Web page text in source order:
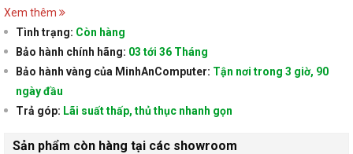
Xem thêm
Tình trạng: Còn hàng
Bảo hành chính hãng: 03 tới 36 Tháng
Bảo hành vàng của MinhAnComputer: Tận nơi trong 3 giờ, 90
ngày đầu
Trả góp: Lãi suất thấp, thủ thục nhanh gọn
Sản phẩm còn hàng tại các showroom